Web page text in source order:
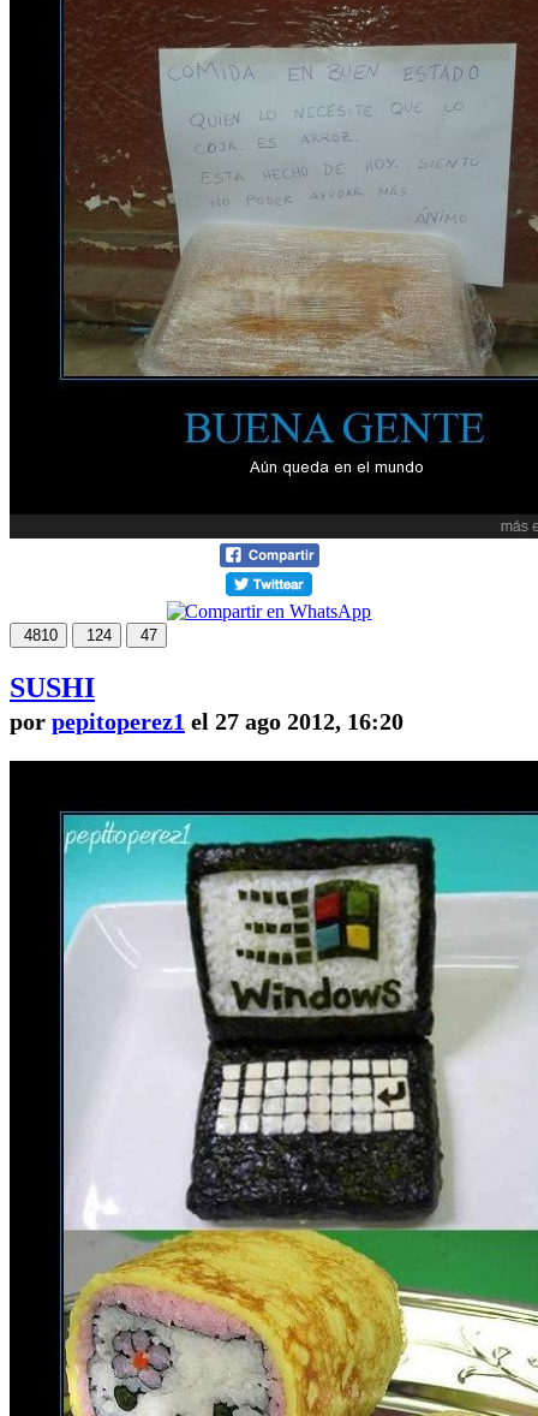
4810 124 47
SUSHI
por pepitoperez1 el 27 ago 2012, 16:20